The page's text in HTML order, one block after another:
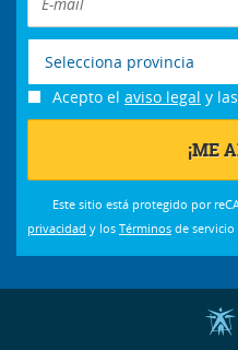
Selecciona provincia
Acepto el aviso legal y las
Este sitio está protegido por
privacidad y los Términos de servicio